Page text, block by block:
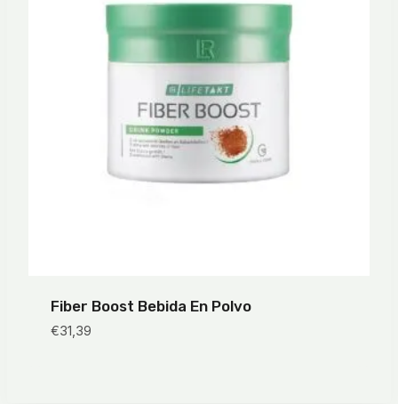
Fiber Boost Bebida En Polvo
€31,39